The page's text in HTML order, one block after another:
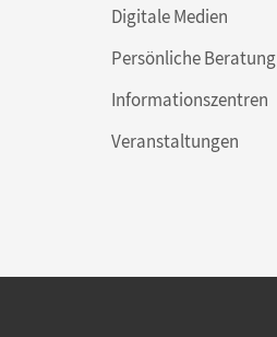
Digitale Medien
Persönliche Beratung
Informationszentren
Veranstaltungen